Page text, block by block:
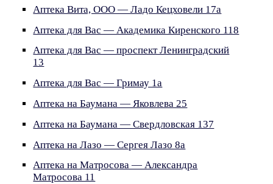
Аптека Вита, ООО — Ладо Кецховели 17а
Аптека для Вас — Академика Киренского 118
Аптека для Вас — проспект Ленинградский
13
Аптека для Вас — Гримау 1а
Аптека на Баумана — Яковлева 25
Аптека на Баумана — Свердловская 137
Аптека на Лазо — Сергея Лазо 8а
Аптека на Матросова — Александра
Матросова 11